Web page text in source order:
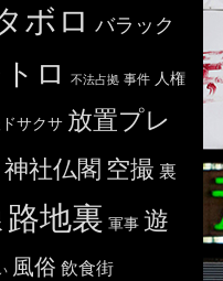
ボロ バラック
ロ 不法占拠 事件 人権
サクサ 放置プレ
神社仏閣 空撮 裏
路地裏 軍事 遊
風俗 飲食街